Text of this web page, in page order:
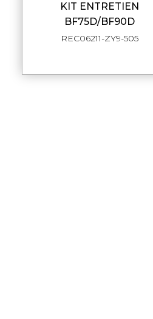
APERÇU RAPIDE
KIT ENTRETIEN
BF75D/BF90D
REC06211-ZY9-505